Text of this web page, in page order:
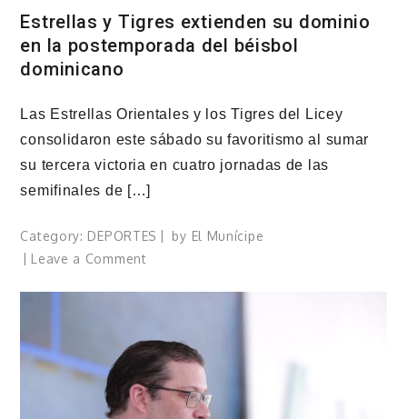
Estrellas y Tigres extienden su dominio
en la postemporada del béisbol
dominicano
Las Estrellas Orientales y los Tigres del Licey
consolidaron este sábado su favoritismo al sumar
su tercera victoria en cuatro jornadas de las
semifinales de […]
Category: DEPORTES by El Munícipe
Leave a Commenton
extienden
su
dominio
en